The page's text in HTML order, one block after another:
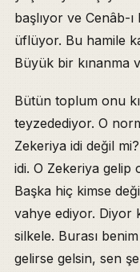
başlıyor ve Cenâb-ı
üflüyor. Bu hamile
Büyük bir kınanma
Bütün toplum onu
teyzedediyor. O
Zekeriya idi değil
idi. O Zekeriya gelip
Başka hiç kimse
vahye ediyor. Diyor
silkele. Burası
gelirse gelsin, sen